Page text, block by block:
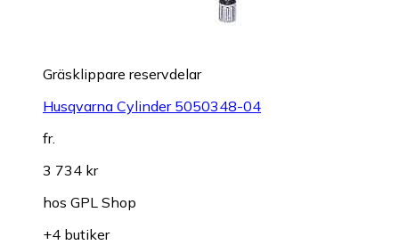
Gräsklippare reservdelar
Husqvarna Cylinder 5050348-04
fr.
3 734 kr
hos GPL Shop
+4 butiker